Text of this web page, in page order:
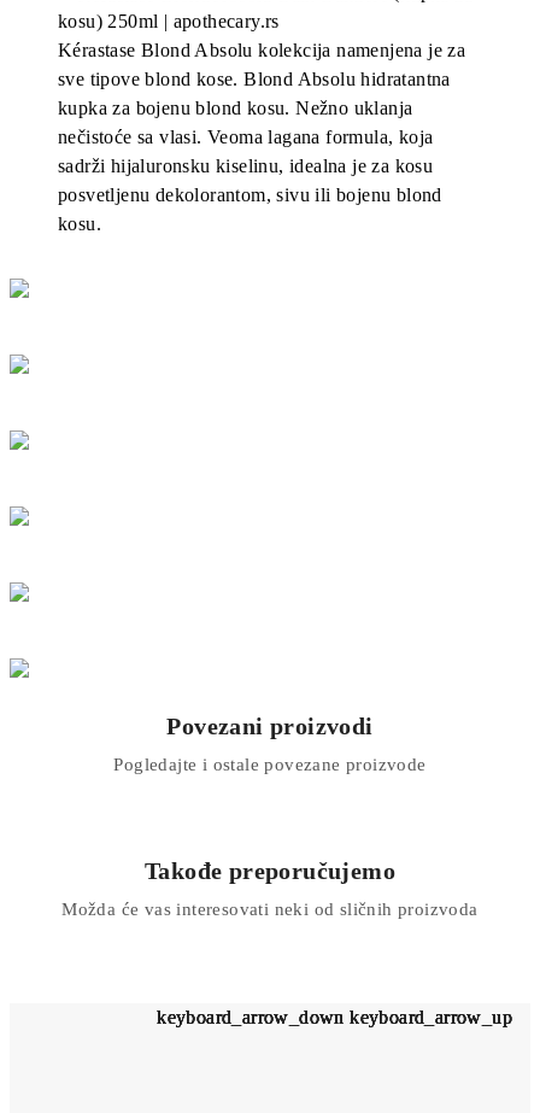
Kérastase Blond Absolu kolekcija namenjena je za
sve tipove blond kose. Blond Absolu hidratantna
kupka za bojenu blond kosu. Nežno uklanja
nečistoće sa vlasi. Veoma lagana formula, koja
sadrži hijaluronsku kiselinu, idealna je za kosu
posvetljenu dekolorantom, sivu ili bojenu blond
kosu.
Povezani proizvodi
Pogledajte i ostale povezane proizvode
Takođe preporučujemo
Možda će vas interesovati neki od sličnih proizvoda
keyboard_arrow_down keyboard_arrow_up
keyboard_arrow_down keyboard_arrow_up
keyboard_arrow_down keyboard_arrow_up
keyboard_arrow_down keyboard_arrow_up
keyboard_arrow_down keyboard_arrow_up